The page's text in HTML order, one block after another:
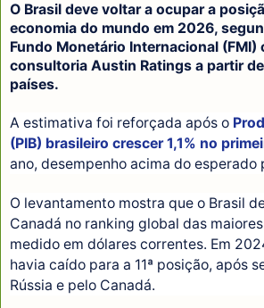
O Brasil deve voltar a ocupar a
economia do mundo em 2026,
Fundo Monetário Internacional (FMI)
consultoria Austin Ratings a partir
países.
A estimativa foi reforçada após o
(PIB) brasileiro crescer 1,1% no
ano, desempenho acima do esperado
O levantamento mostra que o Brasil
Canadá no ranking global das
medido em dólares correntes. Em
havia caído para a 11ª posição, após
Rússia e pelo Canadá.